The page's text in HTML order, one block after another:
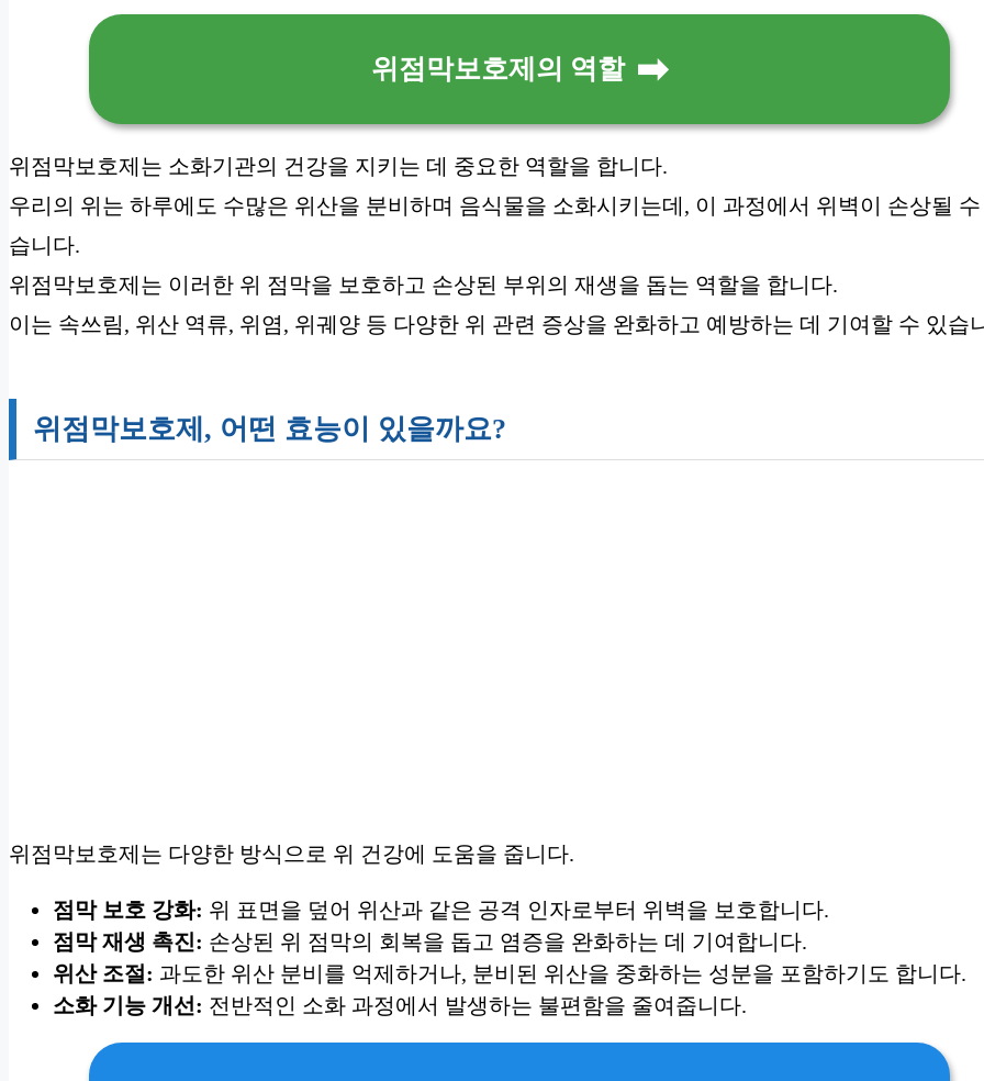
위점막보호제의 역할
위점막보호제는 소화기관의 건강을 지키는 데 중요한 역할을 합니다.
우리의 위는 하루에도 수많은 위산을 분비하며 음식물을 소화시키는데, 이 과정에서 위벽이 손상될 수
습니다.
위점막보호제는 이러한 위 점막을 보호하고 손상된 부위의 재생을 돕는 역할을 합니다.
이는 속쓰림, 위산 역류, 위염, 위궤양 등 다양한 위 관련 증상을 완화하고 예방하는 데 기여할 수 있습
위점막보호제, 어떤 효능이 있을까요?
위점막보호제는 다양한 방식으로 위 건강에 도움을 줍니다.
점막 보호 강화: 위 표면을 덮어 위산과 같은 공격 인자로부터 위벽을 보호합니다.
점막 재생 촉진: 손상된 위 점막의 회복을 돕고 염증을 완화하는 데 기여합니다.
위산 조절: 과도한 위산 분비를 억제하거나, 분비된 위산을 중화하는 성분을 포함하기도 합니다.
소화 기능 개선: 전반적인 소화 과정에서 발생하는 불편함을 줄여줍니다.